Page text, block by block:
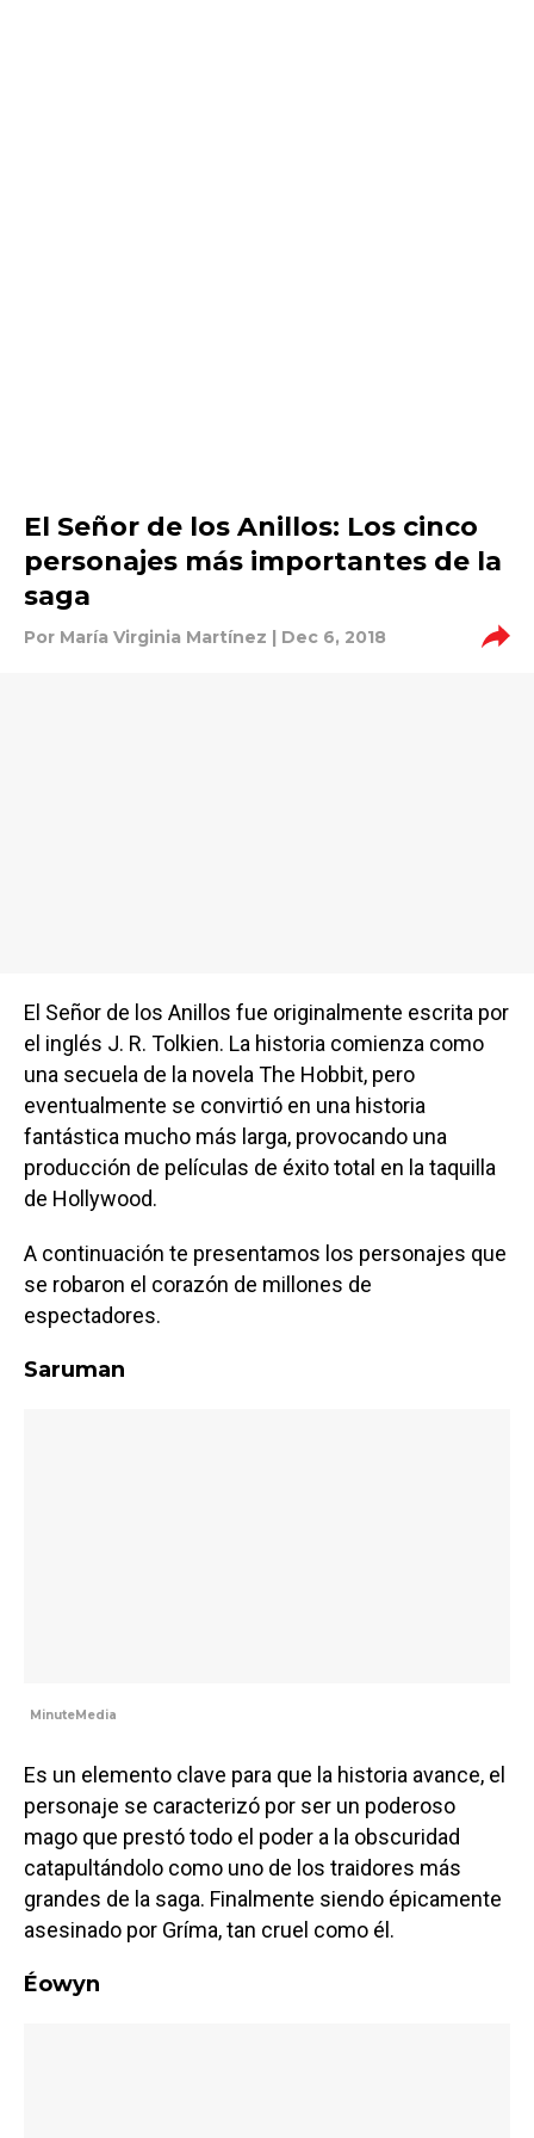
El Señor de los Anillos: Los cinco
personajes más importantes de la
saga
Por María Virginia Martínez | Dec 6, 2018
El Señor de los Anillos fue originalmente escrita por
el inglés J. R. Tolkien. La historia comienza como
una secuela de la novela The Hobbit, pero
eventualmente se convirtió en una historia
fantástica mucho más larga, provocando una
producción de películas de éxito total en la taquilla
de Hollywood.
A continuación te presentamos los personajes que
se robaron el corazón de millones de
espectadores.
Saruman
MinuteMedia
Es un elemento clave para que la historia avance, el
personaje se caracterizó por ser un poderoso
mago que prestó todo el poder a la obscuridad
catapultándolo como uno de los traidores más
grandes de la saga. Finalmente siendo épicamente
asesinado por Gríma, tan cruel como él.
Éowyn